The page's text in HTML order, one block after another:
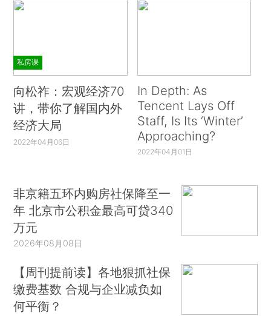
私房课
向松祚：宏观经济70
讲，带你了解国内外
经济大局
2022年04月06日
In Depth: As
Tencent Lays Off
Staff, Is Its ‘Winter’
Approaching?
2022年04月01日
非京籍五环内购房社保降至一
年 北京市公积金最高可贷340
万元
2026年08月08日
【周刊提前读】各地狠抓社保
缴费基数 合规与企业减负如
何平衡？